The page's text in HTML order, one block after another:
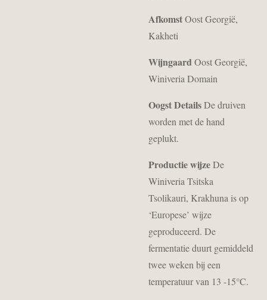
AfkomstOost Georgië,
Kakheti
WijngaardOost Georgië,
Winiveria Domain
Oogst DetailsDe druiven
worden met de hand
geplukt.
Productie wijzeDe
Winiveria Tsitska
Tsolikauri, Krakhuna is op
‘Europese’ wijze
geproduceerd. De
fermentatie duurt gemiddeld
twee weken bij een
temperatuur van 13 -15°C.